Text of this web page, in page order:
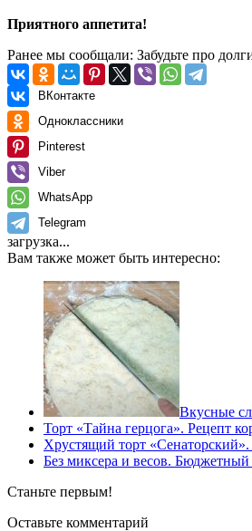
Приятного аппетита!
Ранее мы сообщали: Забудьте про
ВКонтакте
Одноклассники
Pinterest
Viber
WhatsApp
Telegram
загрузка...
Вам также может быть интересно:
Вкусные
Торт «Тайна герцога». Рецепт
Хрустящий торт
Без миксера и весов.
Станьте первым!
Оставьте комментарий